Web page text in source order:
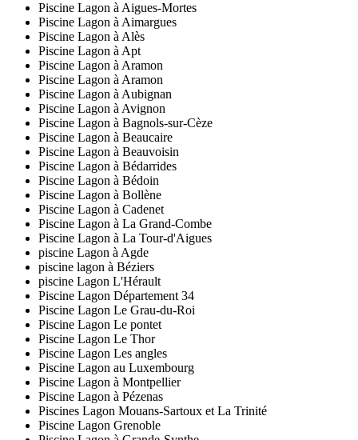
Piscine Lagon à Aigues-Mortes
Piscine Lagon à Aimargues
Piscine Lagon à Alès
Piscine Lagon à Apt
Piscine Lagon à Aramon
Piscine Lagon à Aramon
Piscine Lagon à Aubignan
Piscine Lagon à Avignon
Piscine Lagon à Bagnols-sur-Cèze
Piscine Lagon à Beaucaire
Piscine Lagon à Beauvoisin
Piscine Lagon à Bédarrides
Piscine Lagon à Bédoin
Piscine Lagon à Bollène
Piscine Lagon à Cadenet
Piscine Lagon à La Grand-Combe
Piscine Lagon à La Tour-d'Aigues
piscine Lagon à Agde
piscine lagon à Béziers
piscine Lagon L'Hérault
Piscine Lagon Département 34
Piscine Lagon Le Grau-du-Roi
Piscine Lagon Le pontet
Piscine Lagon Le Thor
Piscine Lagon Les angles
Piscine Lagon au Luxembourg
Piscine Lagon à Montpellier
Piscine Lagon à Pézenas
Piscines Lagon Mouans-Sartoux et La Trinité
Piscine Lagon Grenoble